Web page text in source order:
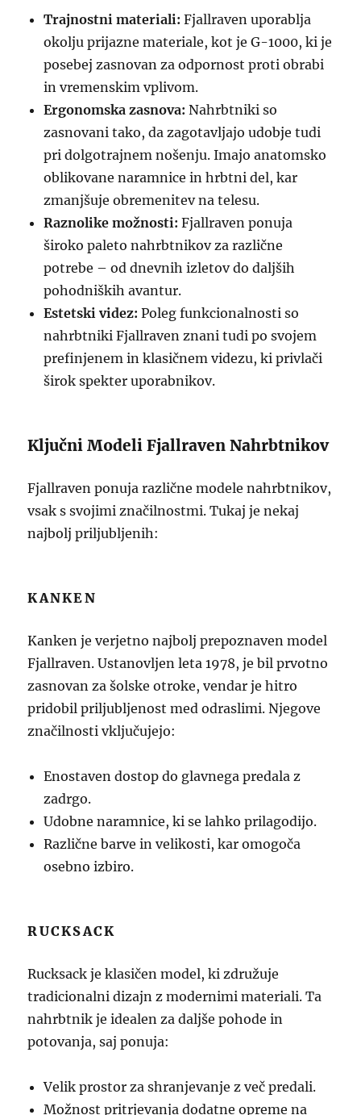
Trajnostni materiali: Fjallraven uporablja
okolju prijazne materiale, kot je G-1000, ki je
posebej zasnovan za odpornost proti obrabi
in vremenskim vplivom.
Ergonomska zasnova: Nahrbtniki so
zasnovani tako, da zagotavljajo udobje tudi
pri dolgotrajnem nošenju. Imajo anatomsko
oblikovane naramnice in hrbtni del, kar
zmanjšuje obremenitev na telesu.
Raznolike možnosti: Fjallraven ponuja
široko paleto nahrbtnikov za različne
potrebe – od dnevnih izletov do daljših
pohodniških avantur.
Estetski videz: Poleg funkcionalnosti so
nahrbtniki Fjallraven znani tudi po svojem
prefinjenem in klasičnem videzu, ki privlači
širok spekter uporabnikov.
Ključni Modeli Fjallraven Nahrbtnikov
Fjallraven ponuja različne modele nahrbtnikov,
vsak s svojimi značilnostmi. Tukaj je nekaj
najbolj priljubljenih:
KANKEN
Kanken je verjetno najbolj prepoznaven model
Fjallraven. Ustanovljen leta 1978, je bil prvotno
zasnovan za šolske otroke, vendar je hitro
pridobil priljubljenost med odraslimi. Njegove
značilnosti vključujejo:
Enostaven dostop do glavnega predala z
zadrgo.
Udobne naramnice, ki se lahko prilagodijo.
Različne barve in velikosti, kar omogoča
osebno izbiro.
RUCKSACK
Rucksack je klasičen model, ki združuje
tradicionalni dizajn z modernimi materiali. Ta
nahrbtnik je idealen za daljše pohode in
potovanja, saj ponuja:
Velik prostor za shranjevanje z več predali.
Možnost pritrjevanja dodatne opreme na